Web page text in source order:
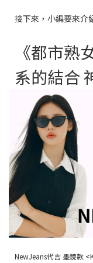
接下來，小編要來介
《都市熟
系的結合
NewJeans代言 墨鏡款